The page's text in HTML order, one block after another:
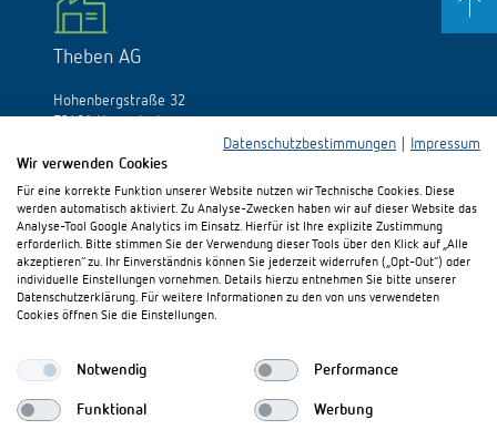
Theben AG
Hohenbergstraße 32
Fax: +49 (0)74 74/692-150
E-Mail:info@theben.de
Besuchen Sie uns auf:
Datenschutzbestimmungen
Impressum
Wir verwenden Cookies
Für eine korrekte Funktion unserer Website nutzen wir Technische Cookies. Diese
werden automatisch aktiviert. Zu Analyse-Zwecken haben wir auf dieser Website das
Analyse-Tool Google Analytics im Einsatz. Hierfür ist Ihre explizite Zustimmung
erforderlich. Bitte stimmen Sie der Verwendung dieser Tools über den Klick auf „Alle
akzeptieren“ zu. Ihr Einverständnis können Sie jederzeit widerrufen („Opt-Out“) oder
individuelle Einstellungen vornehmen. Details hierzu entnehmen Sie bitte unserer
Datenschutzerklärung. Für weitere Informationen zu den von uns verwendeten
Cookies öffnen Sie die Einstellungen.
Notwendig Performance
Funktional Werbung